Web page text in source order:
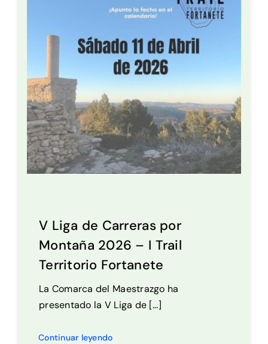
V Liga de Carreras por
Montaña 2026 – I Trail
Territorio Fortanete
La Comarca del Maestrazgo ha
presentado la V Liga de [...]
Continuar leyendo